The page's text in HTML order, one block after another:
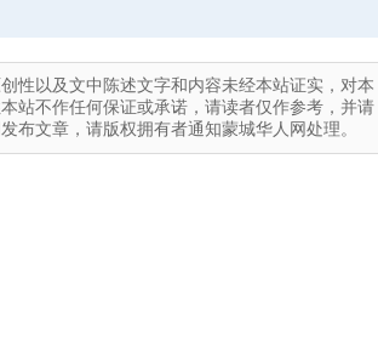
性以及文中陈述文字和内容未经本站证实，对本
站不作任何保证或承诺，请读者仅作参考，并请
布文章，请版权拥有者通知蒙城华人网处理。